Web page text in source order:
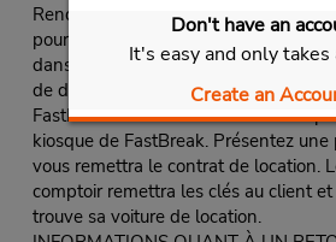
Don't have an
It's easy and only
Create an
Rendez-vous au comptoir de
pour les membres du service rapide
dans la file d’attente pour tous les
de désignation spéciale pour les
FastBreak ou suivez les indications
kiosque de FastBreak. Présentez une
vous remettra le contrat de location.
comptoir remettra les clés au client
trouve sa voiture de location.